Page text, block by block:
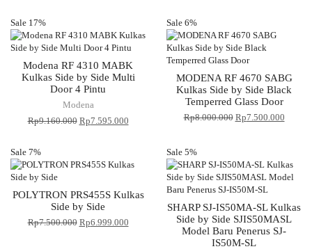
Sale 17%
Modena RF 4310 MABK
Kulkas Side by Side Multi
Door 4 Pintu
Modena
Rp9.160.000 Rp7.595.000
Sale 6%
MODENA RF 4670 SABG
Kulkas Side by Side Black
Temperred Glass Door
Rp8.000.000 Rp7.500.000
Sale 7%
POLYTRON PRS455S Kulkas
Side by Side
Rp7.500.000 Rp6.999.000
Sale 5%
SHARP SJ-IS50MA-SL Kulkas
Side by Side SJIS50MASL
Model Baru Penerus SJ-
IS50M-SL